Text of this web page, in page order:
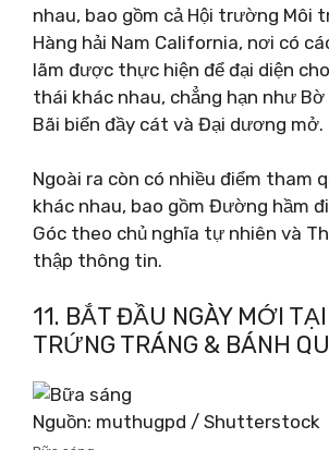
nhau, bao gồm cả Hội trường Môi
Hàng hải Nam California, nơi có
lãm được thực hiện để đại diện
thái khác nhau, chẳng hạn như Bờ
Bãi biển đầy cát và Đại dương mở.
Ngoài ra còn có nhiều điểm tham
khác nhau, bao gồm Đường hầm
Góc theo chủ nghĩa tự nhiên và
thập thông tin.
11. BẮT ĐẦU NGÀY MỚI
TRỨNG TRÁNG & BÁNH
Nguồn: muthugpd / Shutterstock